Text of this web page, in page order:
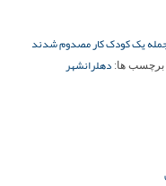
برچسب ها: دهلرانشهر